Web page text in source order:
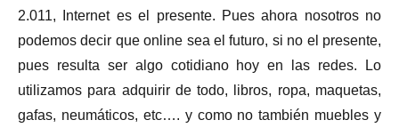
2.011, Internet es el presente. Pues ahora nosotros no
podemos decir que online sea el futuro, si no el presente,
pues resulta ser algo cotidiano hoy en las redes. Lo
utilizamos para adquirir de todo, libros, ropa, maquetas,
gafas, neumáticos, etc…. y como no también muebles y